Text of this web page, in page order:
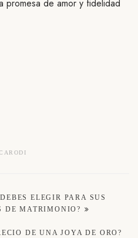
promesa de amor y fidelidad
ELEGIR PARA SUS
DE MATRIMONIO?
DE UNA JOYA DE ORO?